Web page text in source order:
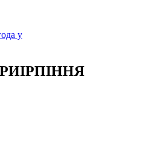
у